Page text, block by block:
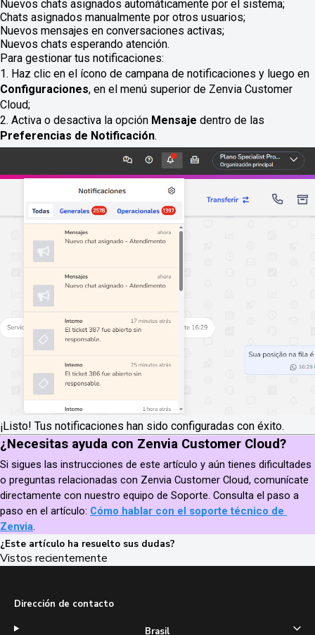
Nuevos chats asignados automáticamente por el sistema;
Chats asignados manualmente por otros usuarios;
Nuevos mensajes en conversaciones activas;
Nuevos chats esperando atención.
Para gestionar tus notificaciones:
1. Haz clic en el ícono de campana de notificaciones y luego en
Configuraciones, en el menú superior de Zenvia Customer
Cloud;
2. Activa o desactiva la opción Mensaje dentro de las
Preferencias de Notificación.
¡Listo! Tus notificaciones han sido configuradas con éxito.
¿Necesitas ayuda con Zenvia Customer Cloud?
Si sigues las instrucciones de este artículo y aún tienes dificultades
o preguntas relacionadas con Zenvia Customer Cloud, comunícate
directamente con nuestro equipo de Soporte. Consulta el paso a
paso en el artículo: Cómo hablar con el soporte técnico de
Zenvia.
¿Este artículo ha resuelto sus dudas?
Vistos recientemente
Dirección de contacto
Brasil